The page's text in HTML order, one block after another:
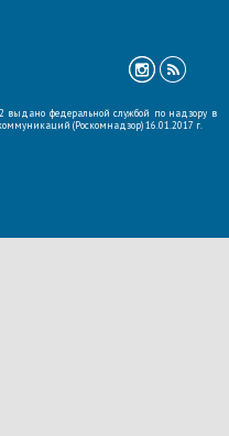
федеральной службой по надзору в
(Роскомнадзор) 16.01.2017 г.